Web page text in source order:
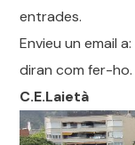
entrades.
Envieu un email a:
diran com fer-ho.
C.E.Laietà